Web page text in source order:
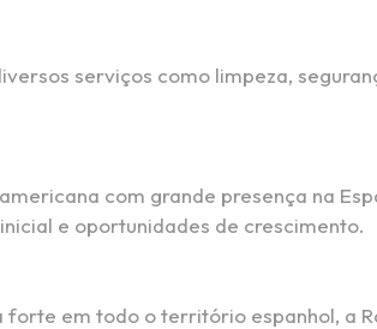
serviços como limpeza,
com grande presença na
e oportunidades de crescimento.
forte em todo o território espanhol, a